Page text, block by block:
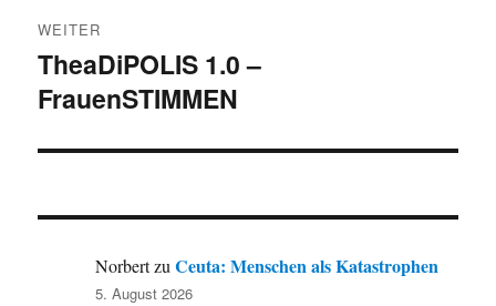
WEITER
Nächster
Beitrag:
TheaDiPOLIS 1.0 –
FrauenSTIMMEN
NorbertzuCeuta: Menschen als Katastrophen
5. August 2026